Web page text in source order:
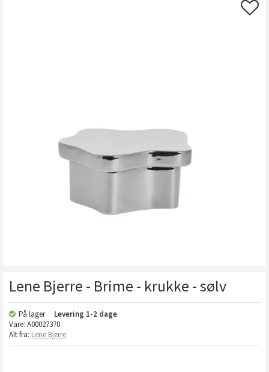
Lene Bjerre - Brime - krukke - sølv
På lager Levering 1-2 dage
Vare: A00027370
Alt fra: Lene Bjerre